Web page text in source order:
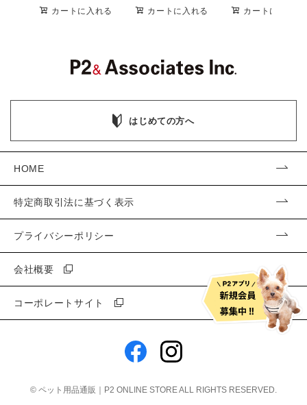
カートに入れる カートに入れる カートに入れる
はじめての方へ
HOME
特定商取引法に基づく表示
プライバシーポリシー
会社概要
コーポレートサイト
© ペット用品通販｜P2 ONLINE STOREALL RIGHTS RESERVED.